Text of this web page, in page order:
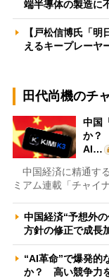
端半導体の製造に
【戸松信博氏「
えるキープレー
田代尚機のチ
中国
か？
AI…
中国経済に精通す
ミアム連載「チャイ
中国経済“予想外
方針の修正で成長
“AI革命”で爆発的
か？ 高い競争力